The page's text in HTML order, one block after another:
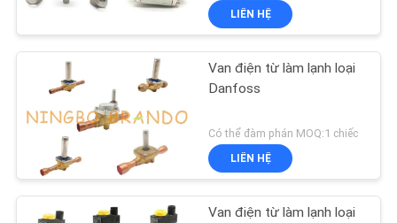
LIÊN HỆ
Van điện từ làm lạnh loại
Danfoss
Có thể đàm phán MOQ:1 chiếc
LIÊN HỆ
Van điện từ làm lạnh loại